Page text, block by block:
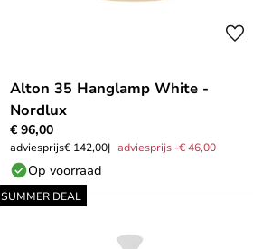
Alton 35 Hanglamp White -
Nordlux
€ 96,00
adviesprijs€ 142,00 adviesprijs -€ 46,00
Op voorraad
SUMMER DEAL